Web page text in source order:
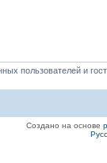
пользователей и
Создано на основе